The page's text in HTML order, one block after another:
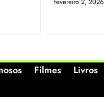
Filmes Livros